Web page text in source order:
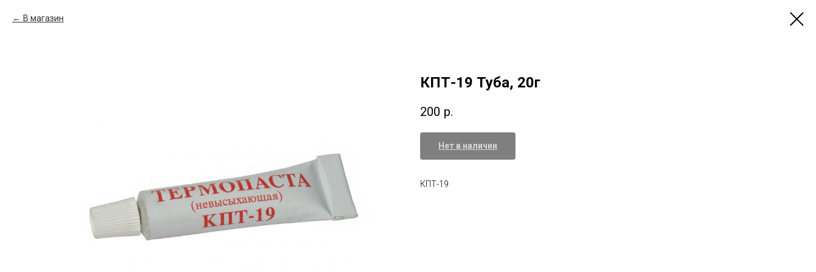
В магазин
КПТ-19 Туба, 20г
200 р.
Нет в наличии
КПТ-19